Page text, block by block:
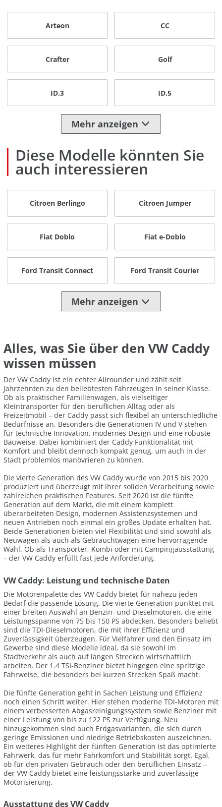
Arteon CC
Crafter Golf
ID.3 ID.5
Mehr anzeigen
Diese Modelle könnten Sie
auch interessieren
Citroen Berlingo Citroen Jumper
Fiat Doblo Fiat e-Doblo
Ford Transit Connect Ford Transit Courier
Mehr anzeigen
Alles, was Sie über den VW Caddy
wissen müssen
Der VW Caddy ist ein echter Allrounder und zählt seit
Jahrzehnten zu den beliebtesten Fahrzeugen in seiner Klasse.
Ob als praktischer Familienwagen, als vielseitiger
Kleintransporter für den beruflichen Alltag oder als
Freizeitmobil – der Caddy passt sich flexibel an unterschiedliche
Bedürfnisse an. Besonders die Generationen IV und V stehen
für technische Innovation, modernes Design und eine robuste
Bauweise. Dabei kombiniert der Caddy Funktionalität mit
Komfort und bleibt dennoch kompakt genug, um auch in der
Stadt problemlos manövrieren zu können.
Die vierte Generation des VW Caddy wurde von 2015 bis 2020
produziert und überzeugt mit ihrer soliden Verarbeitung sowie
zahlreichen praktischen Features. Seit 2020 ist die fünfte
Generation auf dem Markt, die mit einem komplett
überarbeiteten Design, modernen Assistenzsystemen und
neuen Antrieben noch einmal ein großes Update erhalten hat.
Beide Generationen bieten viel Flexibilität und sind sowohl als
Neuwagen als auch als Gebrauchtwagen eine hervorragende
Wahl. Ob als Transporter, Kombi oder mit Campingausstattung
– der VW Caddy erfüllt fast jede Anforderung.
VW Caddy: Leistung und technische Daten
Die Motorenpalette des VW Caddy bietet für nahezu jeden
Bedarf die passende Lösung. Die vierte Generation punktet mit
einer breiten Auswahl an Benzin- und Dieselmotoren, die eine
Leistungsspanne von 75 bis 150 PS abdecken. Besonders beliebt
sind die TDI-Dieselmotoren, die mit ihrer Effizienz und
Zuverlässigkeit überzeugen. Für Vielfahrer und den Einsatz im
Gewerbe sind diese Modelle ideal, da sie sowohl im
Stadtverkehr als auch auf langen Strecken wirtschaftlich
arbeiten. Der 1.4 TSI-Benziner bietet hingegen eine spritzige
Fahrweise, die besonders bei kurzen Strecken Spaß macht.
Die fünfte Generation geht in Sachen Leistung und Effizienz
noch einen Schritt weiter. Hier stehen moderne TDI-Motoren mit
einem verbesserten Abgasreinigungssystem sowie Benziner mit
einer Leistung von bis zu 122 PS zur Verfügung. Neu
hinzugekommen sind auch Erdgasvarianten, die sich durch
geringe Emissionen und niedrige Betriebskosten auszeichnen.
Ein weiteres Highlight der fünften Generation ist das optimierte
Fahrwerk, das für mehr Fahrkomfort und Stabilität sorgt. Egal,
ob für den privaten Gebrauch oder den beruflichen Einsatz –
der VW Caddy bietet eine leistungsstarke und zuverlässige
Motorisierung.
Ausstattung des VW Caddy